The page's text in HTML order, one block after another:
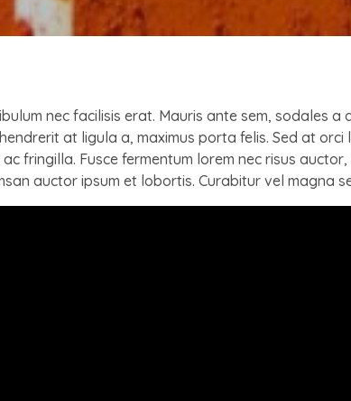
nec facilisis erat. Mauris ante sem, sodales
at ligula a, maximus porta felis. Sed at
fringilla. Fusce fermentum lorem nec risus
auctor ipsum et lobortis. Curabitur vel magna